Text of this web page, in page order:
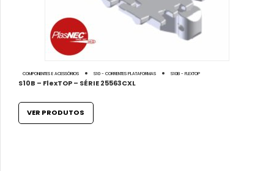
COMPONENTES E ACESSÓRIOS S10 - CORRENTES PLATAFORMAS S10B - FLEXTOP
S10B – FlexTOP – SÉRIE 25563CXL
VER PRODUTOS